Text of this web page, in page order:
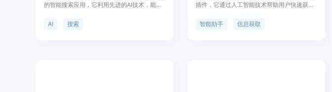
的智能搜索应用，它利用先进的AI技术，能够
案。无论是解决复杂问题还是追求好奇心，
AI 搜索
插件，它通过人工智能技术帮助用户快速获取
于需要高效处理信息和创作内容的用户，具有
智能助手 信息获取